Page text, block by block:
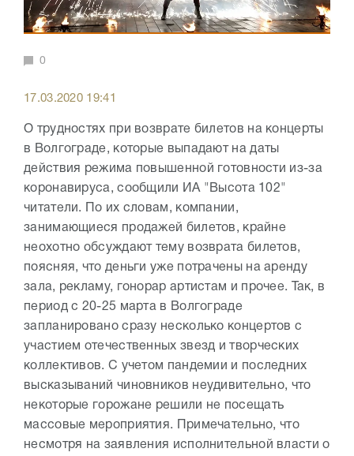
0
17.03.2020 19:41
О трудностях при возврате билетов на концерты
в Волгограде, которые выпадают на даты
действия режима повышенной готовности из-за
коронавируса, сообщили ИА "Высота 102"
читатели. По их словам, компании,
занимающиеся продажей билетов, крайне
неохотно обсуждают тему возврата билетов,
поясняя, что деньги уже потрачены на аренду
зала, рекламу, гонорар артистам и прочее. Так, в
период с 20-25 марта в Волгограде
запланировано сразу несколько концертов с
участием отечественных звезд и творческих
коллективов. С учетом пандемии и последних
высказываний чиновников неудивительно, что
некоторые горожане решили не посещать
массовые мероприятия. Примечательно, что
несмотря на заявления исполнительной власти о